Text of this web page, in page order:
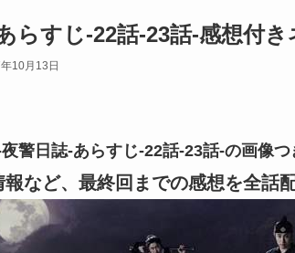
らすじ-22話-23話-感想付き
10月13日
警日誌-あらすじ-22話-23話-の画像
など、最終回までの感想を全話